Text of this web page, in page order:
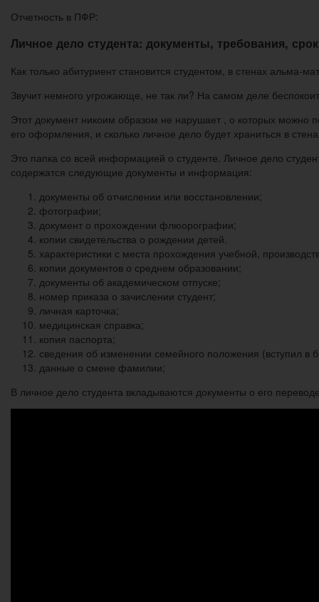
Отчетность в ПФР:
Личное дело студента: документы, требования,
Как только абитуриент становится студентом, в стенах альма-
Звучит немного угрожающе, не так ли? На самом деле
Этот документ никоим образом не нарушает , о которых можно
его оформления, и сколько личное дело будет храниться в
Это папка со всей информацией о студенте. Личное дело
содержатся следующие документы и информация:
документы об отчислении или восстановлении;
фотографии;
документ о прохождении флюорографии;
копии свидетельства о рождении детей.
характеристики с места прохождения учебной,
копии документов о среднем образовании;
документы об академическом отпуске;
номер приказа о зачислении студент;
личная карточка;
медицинская справка;
копия паспорта;
сведения об изменении семейного положения (вступил в
данные о смене фамилии;
В личное дело студента вкладываются документы о его